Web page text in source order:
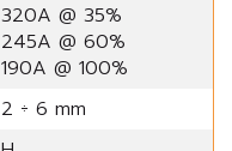
320A @ 35%
245A @ 60%
190A @ 100%
2 ÷ 6 mm